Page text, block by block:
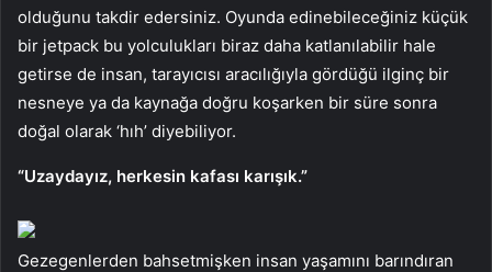
olduğunu takdir edersiniz. Oyunda edinebileceğiniz küçük
bir jetpack bu yolculukları biraz daha katlanılabilir hale
getirse de insan, tarayıcısı aracılığıyla gördüğü ilginç bir
nesneye ya da kaynağa doğru koşarken bir süre sonra
doğal olarak ‘hıh’ diyebiliyor.
“Uzaydayız, herkesin kafası karışık.”
Gezegenlerden bahsetmişken insan yaşamını barındıran